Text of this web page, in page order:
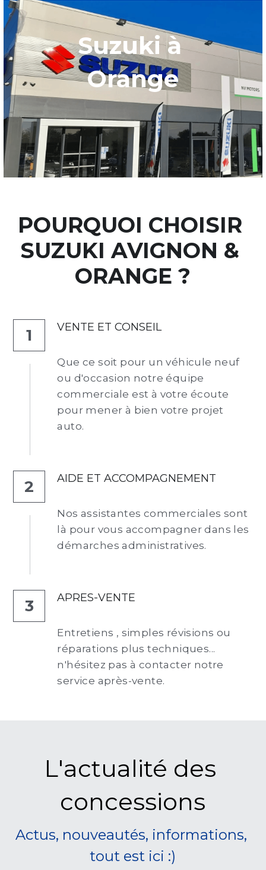
Suzuki à
Orange
POURQUOI CHOISIR
SUZUKI AVIGNON &
ORANGE ?
1 VENTE ET CONSEIL
Que ce soit pour un véhicule neuf
ou d'occasion notre équipe
commerciale est à votre écoute
pour mener à bien votre projet
auto.
2 AIDE ET ACCOMPAGNEMENT
Nos assistantes commerciales sont
là pour vous accompagner dans les
démarches administratives.
3 APRES-VENTE
Entretiens , simples révisions ou
réparations plus techniques...
n'hésitez pas à contacter notre
service après-vente.
L'actualité des
concessions
Actus, nouveautés, informations,
tout est ici :)